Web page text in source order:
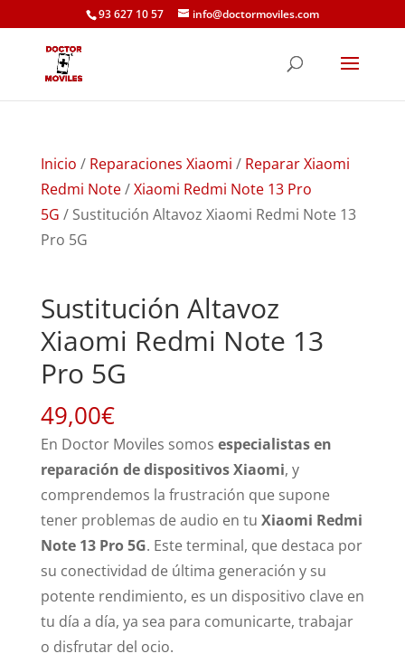
93 627 10 57 info@doctormoviles.com
Inicio / Reparaciones Xiaomi / Reparar Xiaomi
Redmi Note/Xiaomi Redmi Note 13 Pro
5G / Sustitución Altavoz Xiaomi Redmi Note 13
Pro 5G
Sustitución Altavoz
Xiaomi Redmi Note 13
Pro 5G
49,00€
En Doctor Moviles somos especialistas en
reparación de dispositivos Xiaomi, y
comprendemos la frustración que supone
tener problemas de audio en tu Xiaomi Redmi
Note 13 Pro 5G. Este terminal, que destaca por
su conectividad de última generación y su
potente rendimiento, es un dispositivo clave en
tu día a día, ya sea para comunicarte, trabajar
o disfrutar del ocio.